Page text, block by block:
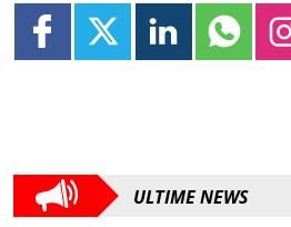
ULTIME NEWS